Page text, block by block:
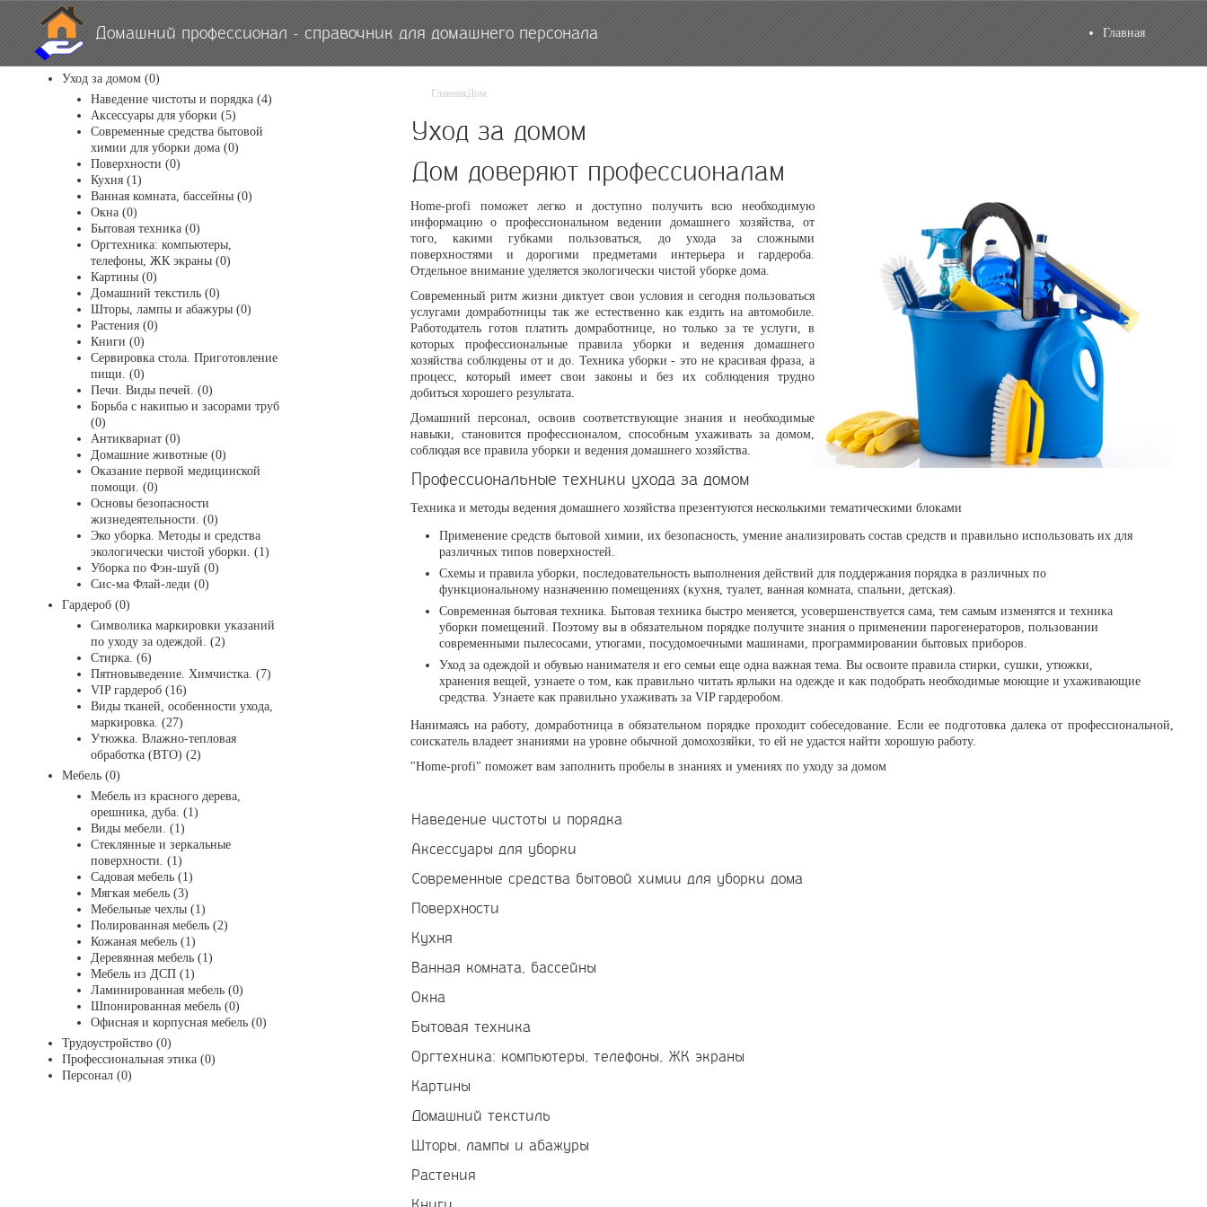
Домашний профессионал - справочник для домашнего персонала Главная
Уход за домом (0)
Наведение чистоты и порядка (4)
Аксессуары для уборки (5)
Современные средства бытовой
химии для уборки дома (0)
Поверхности (0)
Кухня (1)
Ванная комната, бассейны (0)
Окна (0)
Бытовая техника (0)
Оргтехника: компьютеры,
телефоны, ЖК экраны (0)
Картины (0)
Домашний текстиль (0)
Шторы, лампы и абажуры (0)
Растения (0)
Книги (0)
Сервировка стола. Приготовление
пищи. (0)
Печи. Виды печей. (0)
Борьба с накипью и засорами труб
(0)
Антиквариат (0)
Домашние животные (0)
Оказание первой медицинской
помощи. (0)
Основы безопасности
жизнедеятельности. (0)
Эко уборка. Методы и средства
экологически чистой уборки. (1)
Уборка по Фэн-шуй (0)
Сис-ма Флай-леди (0)
Гардероб (0)
Символика маркировки указаний
по уходу за одеждой. (2)
Стирка. (6)
Пятновыведение. Химчистка. (7)
VIP гардероб (16)
Виды тканей, особенности ухода,
маркировка. (27)
Утюжка. Влажно-тепловая
обработка (ВТО) (2)
Мебель (0)
Мебель из красного дерева,
орешника, дуба. (1)
Виды мебели. (1)
Стеклянные и зеркальные
поверхности. (1)
Садовая мебель (1)
Мягкая мебель (3)
Мебельные чехлы (1)
Полированная мебель (2)
Кожаная мебель (1)
Деревянная мебель (1)
Мебель из ДСП (1)
Ламинированная мебель (0)
Шпонированная мебель (0)
Офисная и корпусная мебель (0)
Трудоустройство (0)
Профессиональная этика (0)
Персонал (0)
ГлавнаяДом
Уход за домом
Дом доверяют профессионалам
Home-profi поможет легко и доступно получить всю необходимую
информацию о профессиональном ведении домашнего хозяйства, от
того, какими губками пользоваться, до ухода за сложными
поверхностями и дорогими предметами интерьера и гардероба.
Отдельное внимание уделяется экологически чистой уборке дома.
Современный ритм жизни диктует свои условия и сегодня пользоваться
услугами домработницы так же естественно как ездить на автомобиле.
Работодатель готов платить домработнице, но только за те услуги, в
которых профессиональные правила уборки и ведения домашнего
хозяйства соблюдены от и до. Техника уборки - это не красивая фраза, а
процесс, который имеет свои законы и без их соблюдения трудно
добиться хорошего результата.
Домашний персонал, освоив соответствующие знания и необходимые
навыки, становится профессионалом, способным ухаживать за домом,
соблюдая все правила уборки и ведения домашнего хозяйства.
Профессиональные техники ухода за домом
Техника и методы ведения домашнего хозяйства презентуются несколькими тематическими блоками
Применение средств бытовой химии, их безопасность, умение анализировать состав средств и правильно использовать их для
различных типов поверхностей.
Схемы и правила уборки, последовательность выполнения действий для поддержания порядка в различных по
функциональному назначению помещениях (кухня, туалет, ванная комната, спальни, детская).
Современная бытовая техника. Бытовая техника быстро меняется, усовершенствуется сама, тем самым изменятся и техника
уборки помещений. Поэтому вы в обязательном порядке получите знания о применении парогенераторов, пользовании
современными пылесосами, утюгами, посудомоечными машинами, программировании бытовых приборов.
Уход за одеждой и обувью нанимателя и его семьи еще одна важная тема. Вы освоите правила стирки, сушки, утюжки,
хранения вещей, узнаете о том, как правильно читать ярлыки на одежде и как подобрать необходимые моющие и ухаживающие
средства. Узнаете как правильно ухаживать за VIP гардеробом.
Нанимаясь на работу, домработница в обязательном порядке проходит собеседование. Если ее подготовка далека от профессиональной,
соискатель владеет знаниями на уровне обычной домохозяйки, то ей не удастся найти хорошую работу.
"Home-profi" поможет вам заполнить пробелы в знаниях и умениях по уходу за домом
Наведение чистоты и порядка
Аксессуары для уборки
Современные средства бытовой химии для уборки дома
Поверхности
Кухня
Ванная комната, бассейны
Окна
Бытовая техника
Оргтехника: компьютеры, телефоны, ЖК экраны
Картины
Домашний текстиль
Шторы, лампы и абажуры
Растения